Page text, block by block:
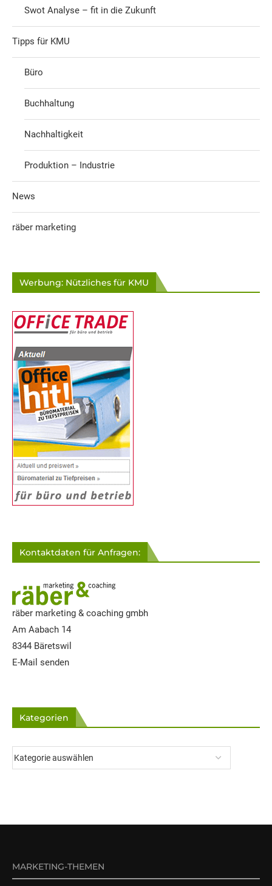
Swot Analyse – fit in die Zukunft
Tipps für KMU
Büro
Buchhaltung
Nachhaltigkeit
Produktion – Industrie
News
räber marketing
Werbung: Nützliches für KMU
Kontaktdaten für Anfragen:
räber marketing & coaching gmbh
Am Aabach 14
8344 Bäretswil
E-Mail senden
Kategorien
MARKETING-THEMEN